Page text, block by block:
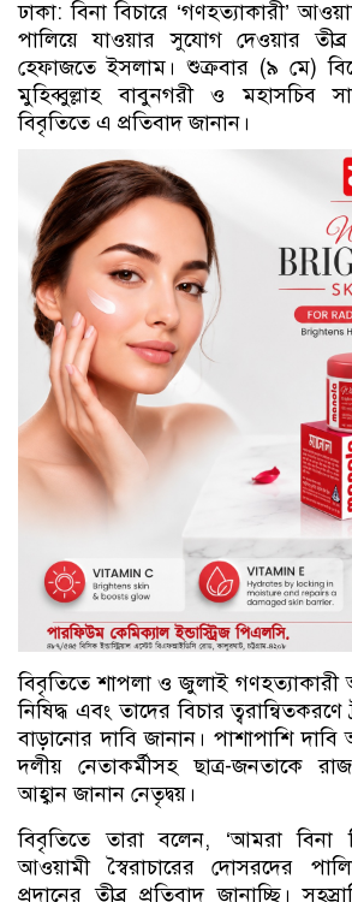
ঢাকা: বিনা বিচারে ‘গণহত্যাকারী’
পালিয়ে যাওয়ার সুযোগ দেওয়ার তীব্র
হেফাজতে ইসলাম। শুক্রবার (৯ মে)
মুহিব্বুল্লাহ বাবুনগরী ও মহাসচিব
বিবৃতিতে এ প্রতিবাদ জানান।
বিবৃতিতে শাপলা ও জুলাই
নিষিদ্ধ এবং তাদের বিচার ত্বরান্বিতকরণে
বাড়ানোর দাবি জানান। পাশাপাশি দাবি
দলীয় নেতাকর্মীসহ ছাত্র-জনতাকে
আহ্বান জানান নেতৃদ্বয়।
বিবৃতিতে তারা বলেন, ‘আমরা বিনা
আওয়ামী স্বৈরাচারের দোসরদের
প্রদানের তীব্র প্রতিবাদ জানাচ্ছি।